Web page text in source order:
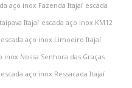
aço inox Fazenda Itajaí escada
Itajaí escada aço inox KM12
escada aço inox Limoeiro Itajaí
inox Nossa Senhora das Graças
escada aço inox Ressacada Itajaí